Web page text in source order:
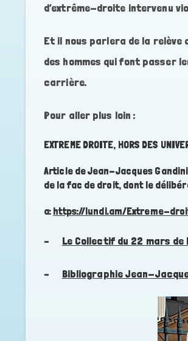
d’extrême-droite intervenu
Et il nous parlera de la relève
des hommes qui font passer
carrière.
Pour aller plus loin :
EXTREME DROITE, HORS DES
Article de Jean-Jacques
de la fac de droit, dont le
a: https://lundi.am/Extreme-
– Le Collectif du 22 mars de
– Bibliographie Jean-